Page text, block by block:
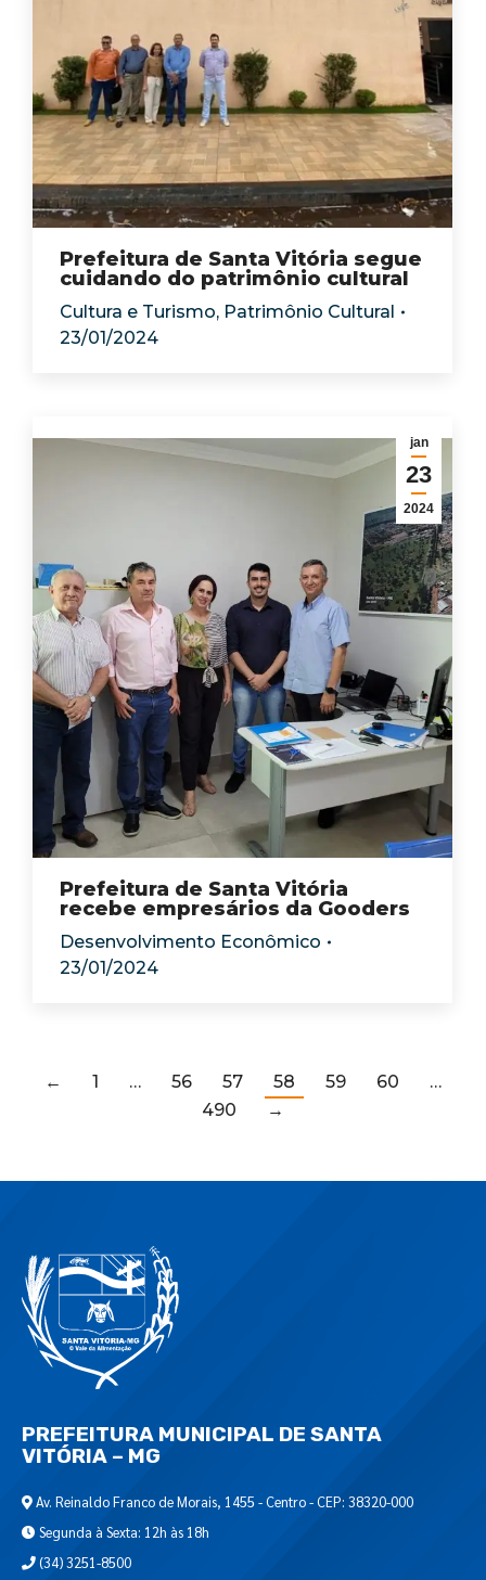
Prefeitura de Santa Vitória segue
cuidando do patrimônio cultural
Cultura e Turismo, Patrimônio Cultural
23/01/2024
jan
23
2024
Prefeitura de Santa Vitória
recebe empresários da Gooders
Desenvolvimento Econômico
23/01/2024
← 1 … 56 57 58 59 60
…
490
→
PREFEITURA MUNICIPAL DE SANTA
VITÓRIA – MG
Av. Reinaldo Franco de Morais, 1455 - Centro - CEP: 38320-000
Segunda à Sexta: 12h às 18h
(34) 3251-8500